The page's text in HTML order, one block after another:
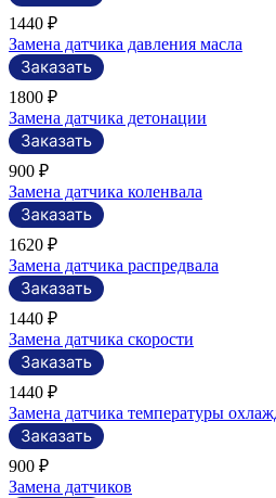
1440 ₽
Замена датчика давления масла
1800 ₽
Замена датчика детонации
900 ₽
Замена датчика коленвала
1620 ₽
Замена датчика распредвала
1440 ₽
Замена датчика скорости
1440 ₽
Замена датчика температуры
900 ₽
Замена датчиков